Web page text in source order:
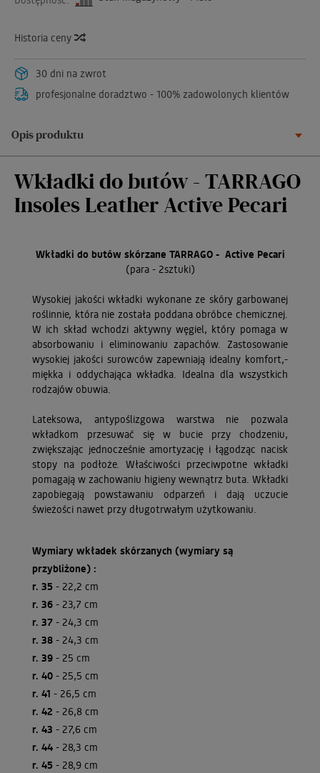
Historia ceny
30 dni na zwrot
profesjonalne doradztwo - 100% zadowolonych klientów
Opis produktu
Wkładki do butów - TARRAGO
Insoles Leather Active Pecari
Wkładki do butów skórzane TARRAGO - Active Pecari
(para - 2sztuki)
Wysokiej jakości wkładki wykonane ze skóry garbowanej
roślinnie, która nie została poddana obróbce chemicznej.
W ich skład wchodzi aktywny węgiel, który pomaga w
absorbowaniu i eliminowaniu zapachów. Zastosowanie
wysokiej jakości surowców zapewniają idealny komfort,-
miękka i oddychająca wkładka. Idealna dla wszystkich
rodzajów obuwia.
Lateksowa, antypoślizgowa warstwa nie pozwala
wkładkom przesuwać się w bucie przy chodzeniu,
zwiększając jednocześnie amortyzację i łągodząc nacisk
stopy na podłoże. Właściwości przeciwpotne wkładki
pomagają w zachowaniu higieny wewnątrz buta. Wkładki
zapobiegają powstawaniu odparzeń i dają uczucie
świeżości nawet przy długotrwałym użytkowaniu.
Wymiary wkładek skórzanych (wymiary są
przybliżone) :
r. 35 - 22,2 cm
r. 36 - 23,7 cm
r. 37 - 24,3 cm
r. 38 - 24,3 cm
r. 39 - 25 cm
r. 40 - 25,5 cm
r. 41 - 26,5 cm
r. 42 - 26,8 cm
r. 43 - 27,6 cm
r. 44 - 28,3 cm
r. 45 - 28,9 cm